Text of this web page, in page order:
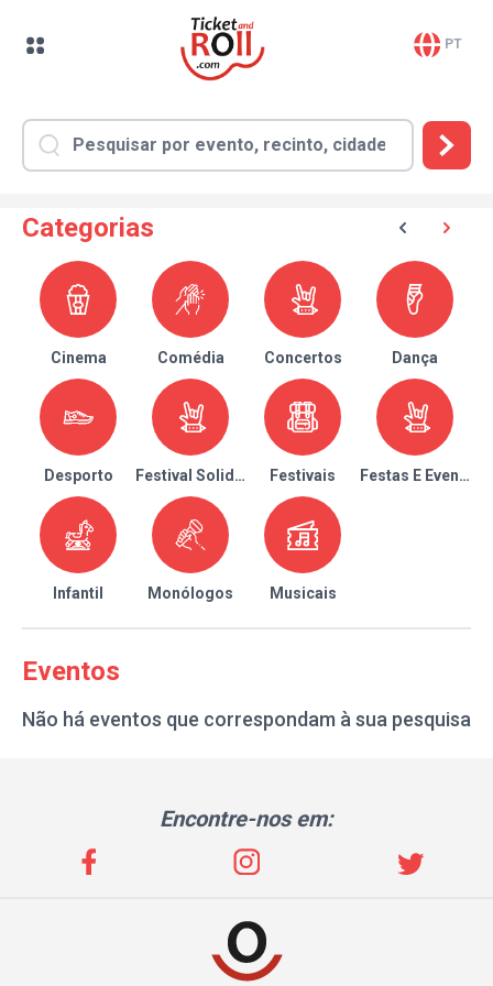
PT
Categorias
Cinema Comédia Concertos Dança
Desporto Festival Solidário Festivais Festas E Eventos
Infantil Monólogos Musicais
Eventos
Não há eventos que correspondam à sua pesquisa
Encontre-nos em: